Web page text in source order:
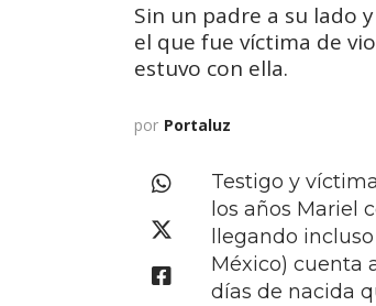
Sin un padre a su lado
el que fue víctima de
estuvo con ella.
por Portaluz
Testigo y
los años Mariel
llegando
México) cuenta
días de nacida